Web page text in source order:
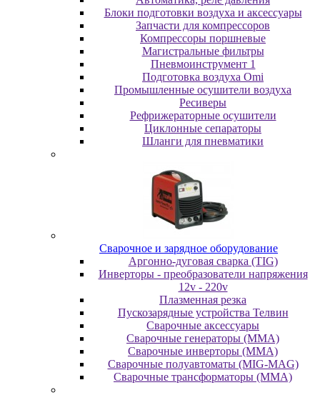
Блоки подготовки воздуха и аксессуары
Запчасти для компрессоров
Компрессоры поршневые
Магистральные фильтры
Пневмоинструмент 1
Подготовка воздуха Omi
Промышленные осушители воздуха
Ресиверы
Рефрижераторные осушители
Циклонные сепараторы
Шланги для пневматики
Cвapoчнoe и зарядное оборудование
Аргонно-дуговая сварка (TIG)
Инверторы - преобразователи напряжения
12v - 220v
Плазменная резка
Пускозарядные устройства Телвин
Сварочные аксессуары
Сварочные генераторы (MMA)
Сварочные инверторы (MMA)
Сварочные полуавтоматы (MIG-MAG)
Сварочные трансформаторы (MMA)